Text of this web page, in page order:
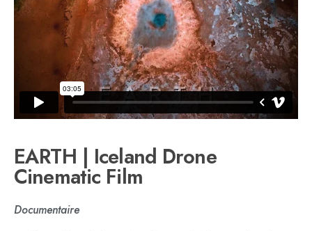
EARTH | Iceland Drone
Cinematic Film
Documentaire